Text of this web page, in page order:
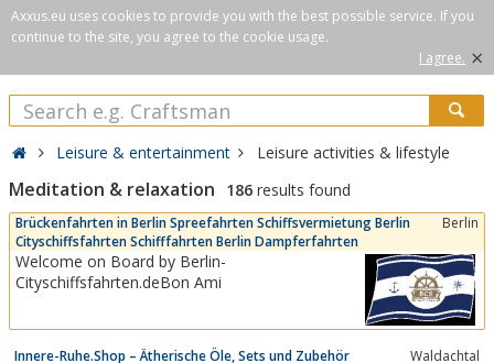
Axxus.eu uses cookies to provide you with the best possible service. If you
continue to the site, you agree to the cookie usage.
I agree. ×
Leisure & entertainment Leisure activities & lifestyle
Meditation & relaxation 186 results found
Brückenfahrten in Berlin Spreefahrten Schiffsvermietung Berlin
Cityschiffsfahrten Schifffahrten Berlin Dampferfahrten
Berlin
Welcome on Board by Berlin-
Cityschiffsfahrten.deBon Ami
Innere-Ruhe.Shop – Ätherische Öle, Sets und Zubehör Waldachtal